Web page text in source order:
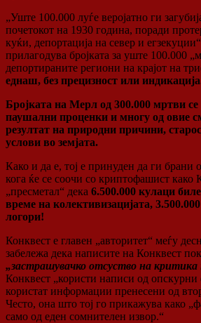
„Уште 100.000 луѓе веројатно ги
почетокот на 1930 година, поради
куќи, депортација на север и
прилагодува бројката за уште 100.000
депортираните региони на крајот на
еднаш, без прецизност или
Бројката на Мерл од 300.000 мртви се
паушални проценки и многу од овие
резултат на природни причини,
услови во земјата.
Како и да е, тој е принуден да ги брани
кога ќе се соочи со криптофашист како
„пресметал“ дека 6.500.000 кулаци
време на колективизацијата,
логори!
Конквест е главен „авторитет“ меѓу
забележа дека написите на Конквест
„застрашувачко отсуство на критика
Конквест „користи написи од опскурни
користат информации пренесени од
Често, она што тој го прикажува како
само од еден сомнителен извор.“